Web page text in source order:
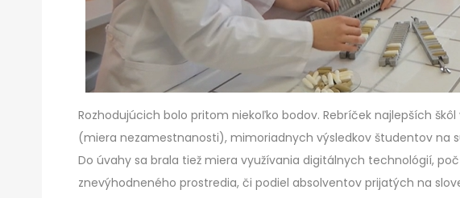
Rozhodujúcich bolo pritom niekoľko bodov. Rebríček najlepších
(miera nezamestnanosti), mimoriadnych výsledkov študentov na
Do úvahy sa brala tiež miera využívania digitálnych technológií,
znevýhodneného prostredia, či podiel absolventov prijatých na